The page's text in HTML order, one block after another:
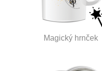
Magický hrnček